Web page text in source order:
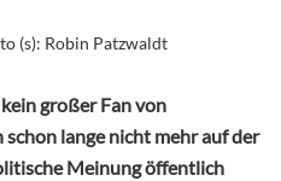
(s): Robin Patzwaldt
großer Fan von
lange nicht mehr auf der
Meinung öffentlich